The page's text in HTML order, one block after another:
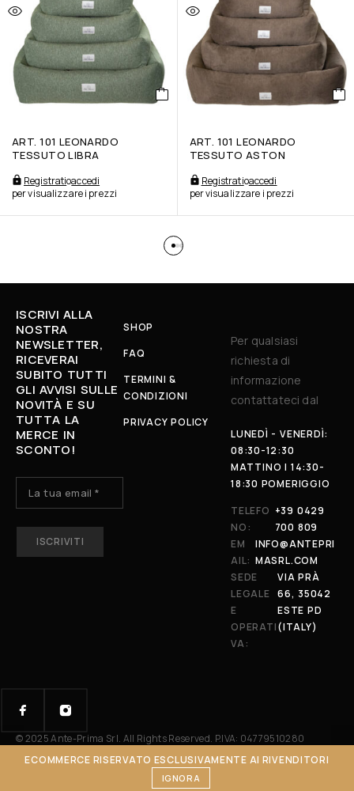
ECOMMERCE RISERVATO ESCLUSIVAMENTE AI RIVENDITORI
IGNORA
ART. 101 LEONARDO
TESSUTO LIBRA
Registratioaccedi
per visualizzare i prezzi
ART. 101 LEONARDO
TESSUTO ASTON
Registratioaccedi
per visualizzare i prezzi
ISCRIVI ALLA
NOSTRA
NEWSLETTER,
RICEVERAI
SUBITO TUTTI
GLI AVVISI SULLE
NOVITÀ E SU
TUTTA LA
MERCE IN
SCONTO!
SHOP
FAQ
TERMINI &
CONDIZIONI
PRIVACY POLICY
Per qualsiasi
richiesta di
informazione
contattateci dal
LUNEDÌ - VENERDÌ:
08:30-12:30
MATTINO | 14:30-
18:30 POMERIGGIO
TELEFO
NO:
+39 0429
700 809
EM
AIL:
INFO@ANTEPRI
MASRL.COM
SEDE
LEGALE
E
OPERATI
VA:
VIA PRÀ
66, 35042
ESTE PD
(ITALY)
© 2025 Ante-Prima Srl. All Rights Reserved. P.IVA: 04779510280